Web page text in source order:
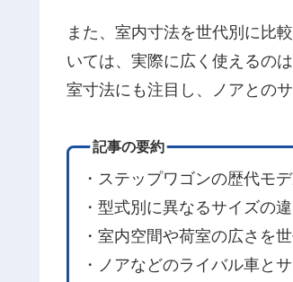
また、室内寸法を世代別に比
いては、実際に広く使えるの
室寸法にも注目し、ノアとの
記事の要約
・ステップワゴンの歴代モ
・型式別に異なるサイズの
・室内空間や荷室の広さを
・ノアなどのライバル車と